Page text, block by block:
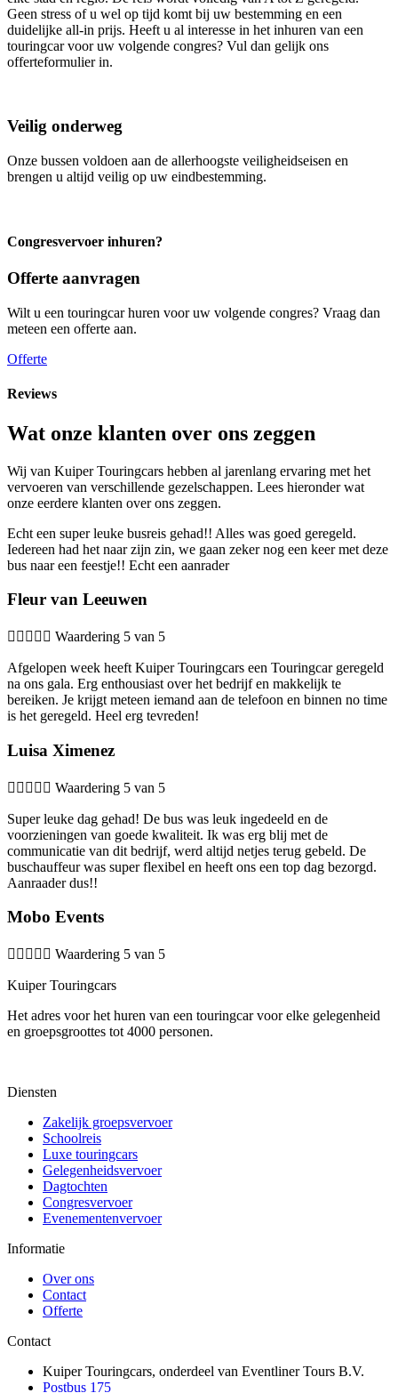
Geen stress of u wel op tijd komt bij uw bestemming en een
duidelijke all-in prijs. Heeft u al interesse in het inhuren van een
touringcar voor uw volgende congres? Vul dan gelijk ons
offerteformulier in.
Veilig onderweg
Onze bussen voldoen aan de allerhoogste veiligheidseisen en
brengen u altijd veilig op uw eindbestemming.
Congresvervoer inhuren?
Offerte aanvragen
Wilt u een touringcar huren voor uw volgende congres? Vraag dan
meteen een offerte aan.
Offerte
Reviews
Wat onze klanten over ons zeggen
Wij van Kuiper Touringcars hebben al jarenlang ervaring met het
vervoeren van verschillende gezelschappen. Lees hieronder wat
onze eerdere klanten over ons zeggen.
Echt een super leuke busreis gehad!! Alles was goed geregeld.
Iedereen had het naar zijn zin, we gaan zeker nog een keer met deze
bus naar een feestje!! Echt een aanrader
Fleur van Leeuwen
     Waardering 5 van 5
Afgelopen week heeft Kuiper Touringcars een Touringcar geregeld
na ons gala. Erg enthousiast over het bedrijf en makkelijk te
bereiken. Je krijgt meteen iemand aan de telefoon en binnen no time
is het geregeld. Heel erg tevreden!
Luisa Ximenez
     Waardering 5 van 5
Super leuke dag gehad! De bus was leuk ingedeeld en de
voorzieningen van goede kwaliteit. Ik was erg blij met de
communicatie van dit bedrijf, werd altijd netjes terug gebeld. De
buschauffeur was super flexibel en heeft ons een top dag bezorgd.
Aanraader dus!!
Mobo Events
     Waardering 5 van 5
Kuiper Touringcars
Het adres voor het huren van een touringcar voor elke gelegenheid
en groepsgroottes tot 4000 personen.
Diensten
Zakelijk groepsvervoer
Schoolreis
Luxe touringcars
Gelegenheidsvervoer
Dagtochten
Congresvervoer
Evenementenvervoer
Informatie
Over ons
Contact
Offerte
Contact
Kuiper Touringcars, onderdeel van Eventliner Tours B.V.
Postbus 175